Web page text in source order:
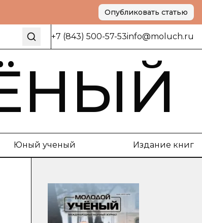
Опубликовать статью
+7 (843) 500-57-53info@moluch.ru
Юный ученый Издание книг